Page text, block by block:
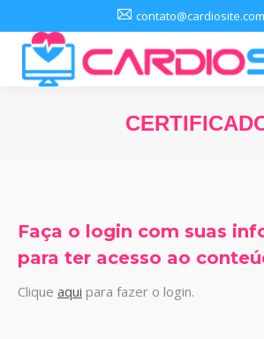
Faça o login com suas
para ter acesso ao
Clique aqui para fazer o login.